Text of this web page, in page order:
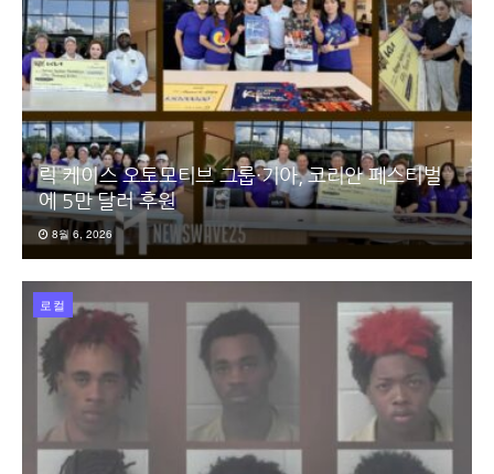
릭 케이스 오토모티브 그룹·기아, 코리안 페스티벌
에 5만 달러 후원
8월 6, 2026
로컬